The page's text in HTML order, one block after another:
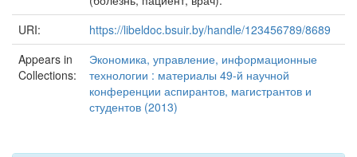
URI:
https://libeldoc.bsuir.by/handle/123456789/8689
Appears in
Collections:
Экономика, управление, информационные
технологии : материалы 49-й научной
конференции аспирантов, магистрантов и
студентов (2013)